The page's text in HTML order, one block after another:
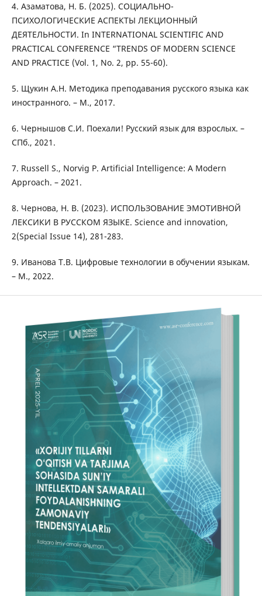
4. Азаматова, Н. Б. (2025). СОЦИАЛЬНО-
ПСИХОЛОГИЧЕСКИЕ АСПЕКТЫ ЛЕКЦИОННЫЙ
ДЕЯТЕЛЬНОСТИ. In INTERNATIONAL SCIENTIFIC AND
PRACTICAL CONFERENCE “TRENDS OF MODERN SCIENCE
AND PRACTICE (Vol. 1, No. 2, pp. 55-60).
5. Щукин А.Н. Методика преподавания русского языка как
иностранного. – М., 2017.
6. Чернышов С.И. Поехали! Русский язык для взрослых. –
СПб., 2021.
7. Russell S., Norvig P. Artificial Intelligence: A Modern
Approach. – 2021.
8. Чернова, Н. В. (2023). ИСПОЛЬЗОВАНИЕ ЭМОТИВНОЙ
ЛЕКСИКИ В РУССКОМ ЯЗЫКЕ. Science and innovation,
2(Special Issue 14), 281-283.
9. Иванова Т.В. Цифровые технологии в обучении языкам.
– М., 2022.